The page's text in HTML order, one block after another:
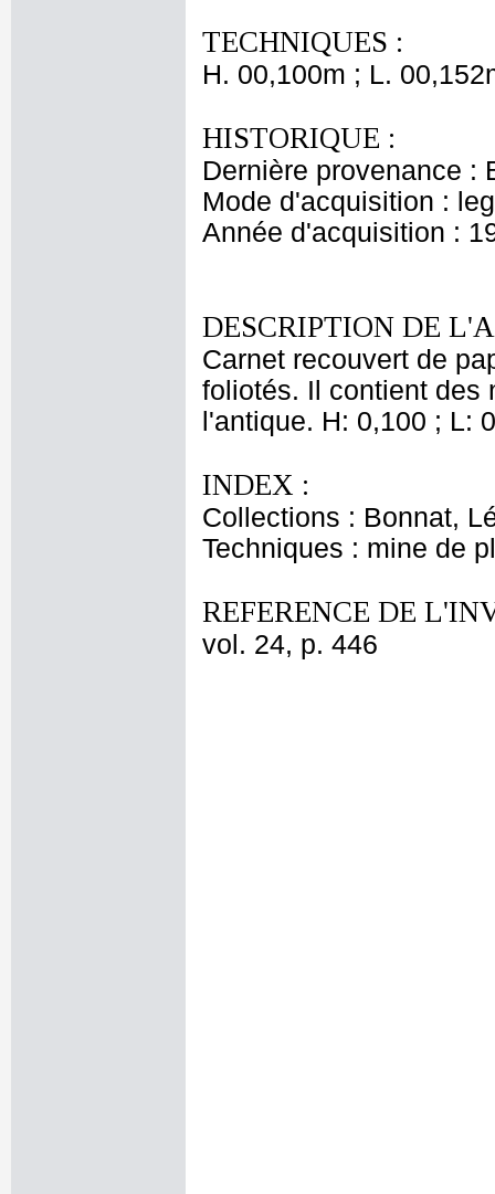
TECHNIQUES :
H. 00,100m ; L.
HISTORIQUE :
Dernière provenance :
Mode d'acquisition :
Année d'acquisition :
DESCRIPTION DE
Carnet recouvert de
foliotés. Il contient des
l'antique. H: 0,100 ; L:
INDEX :
Collections : Bonnat,
Techniques : mine de
REFERENCE DE
vol. 24, p. 446